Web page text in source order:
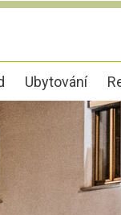
Ubytování